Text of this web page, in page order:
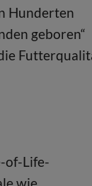
Hunderten
geboren“
of-Life-